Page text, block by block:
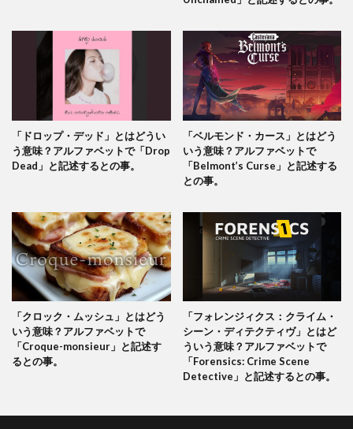
「ドロップ・デッド」とはどうい
う意味？アルファベットで「Drop
Dead」と記述するとの事。
「ベルモンド・カース」とはどう
いう意味？アルファベットで
「Belmont’s Curse」と記述する
との事。
「クロック・ムッシュ」とはどう
いう意味？アルファベットで
「Croque-monsieur」と記述す
るとの事。
「フォレンジィクス：クライム・
シーン・ディテクティヴ」とはど
ういう意味？アルファベットで
「Forensics: Crime Scene
Detective」と記述するとの事。